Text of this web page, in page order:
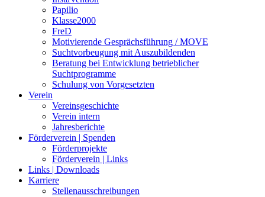
Papilio
Klasse2000
FreD
Motivierende Gesprächsführung / MOVE
Suchtvorbeugung mit Auszubildenden
Beratung bei Entwicklung betrieblicher
Suchtprogramme
Schulung von Vorgesetzten
Verein
Vereinsgeschichte
Verein intern
Jahresberichte
Förderverein | Spenden
Förderprojekte
Förderverein | Links
Links | Downloads
Karriere
Stellenausschreibungen